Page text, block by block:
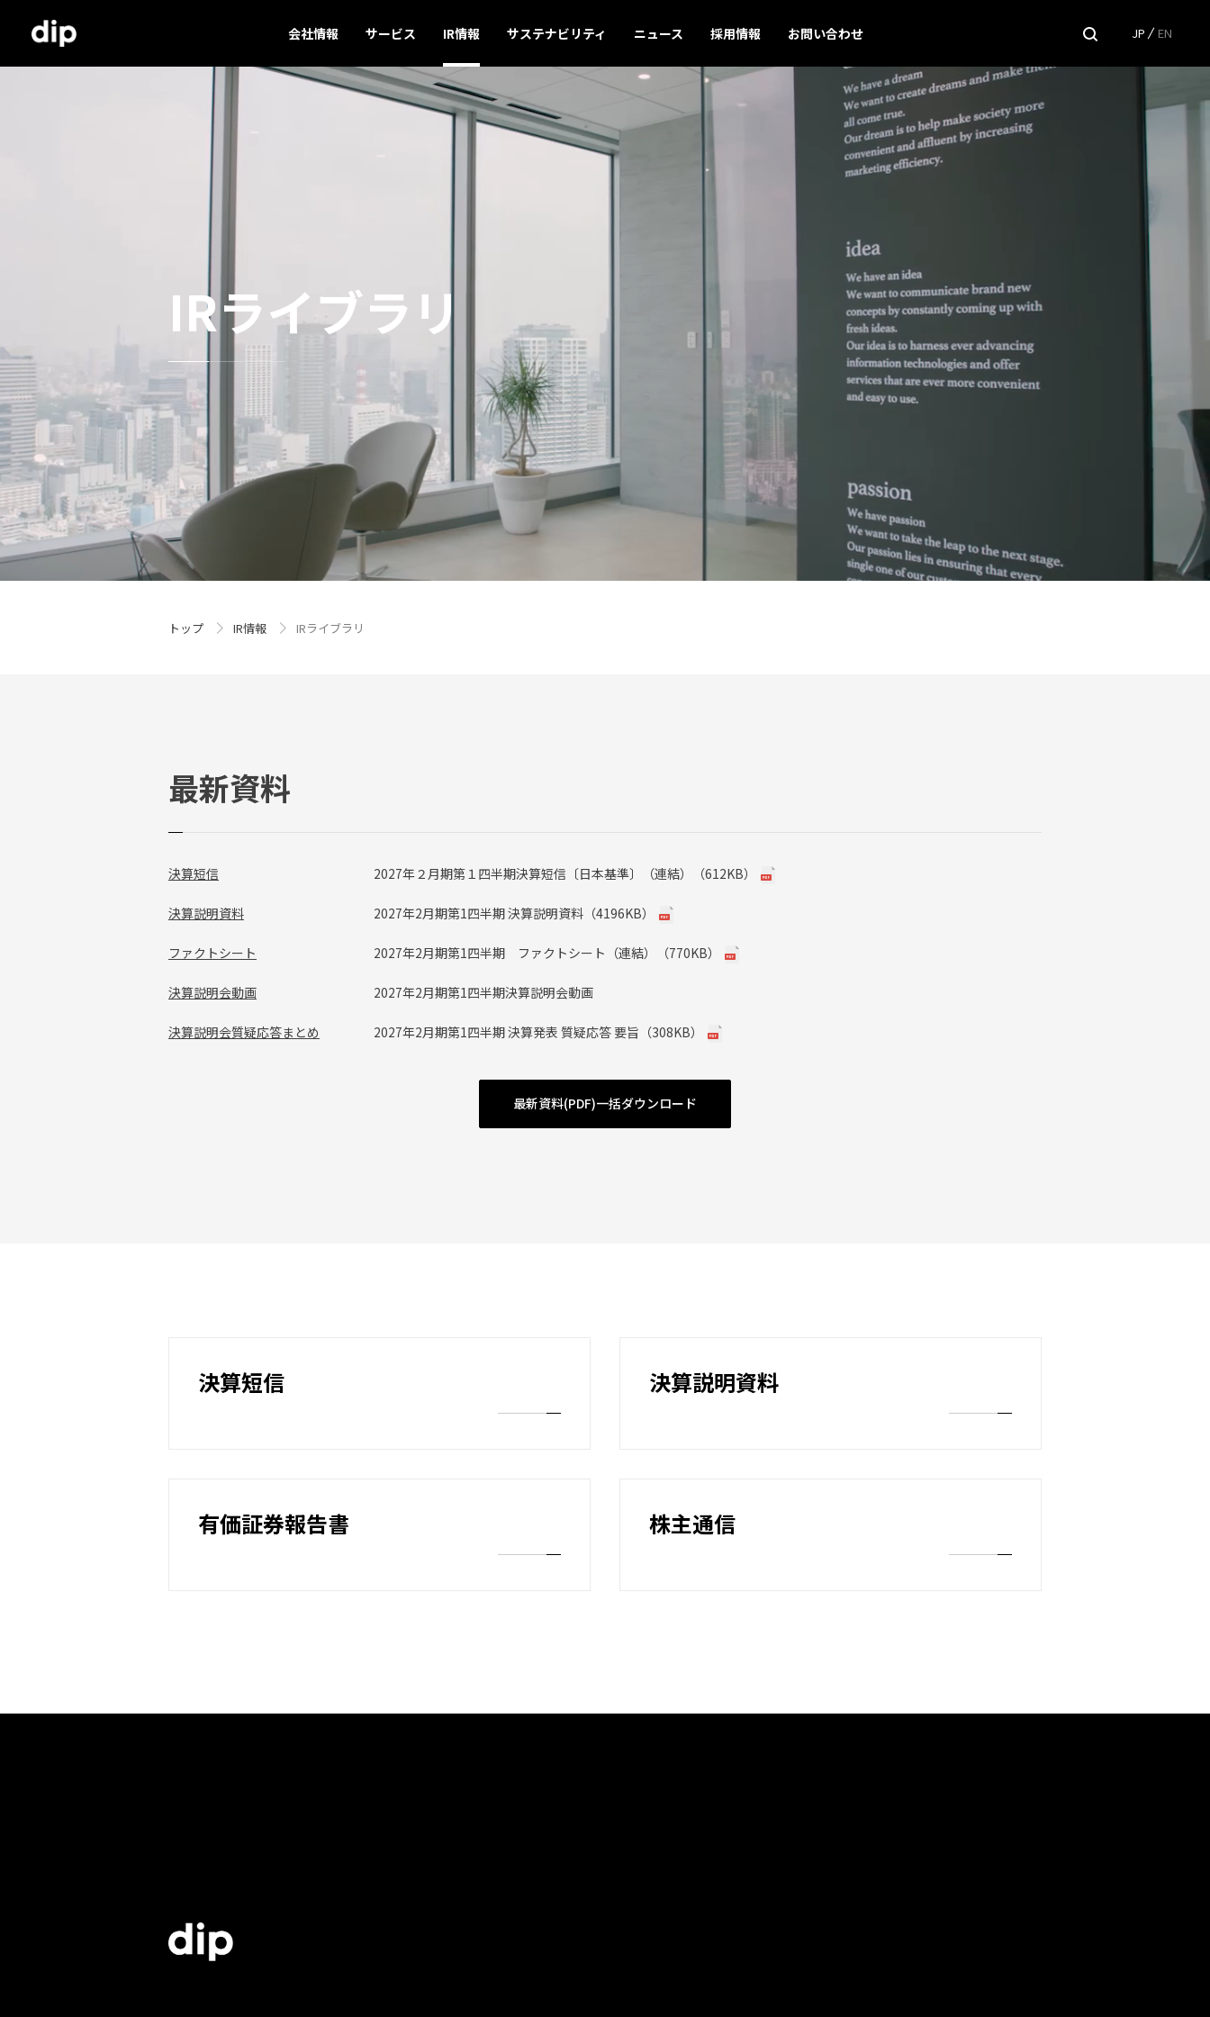
会社情報 サービス IR情報 サステナビリティ ニュース 採用情報 お問い合わせ JP EN
IRライブラリ
トップ IR情報 IRライブラリ
最新資料
決算短信 2027年２月期第１四半期決算短信〔日本基準〕（連結）（612KB）
決算説明資料 2027年2月期第1四半期 決算説明資料（4196KB）
ファクトシート 2027年2月期第1四半期 ファクトシート（連結）（770KB）
決算説明会動画 2027年2月期第1四半期決算説明会動画
決算説明会質疑応答まとめ 2027年2月期第1四半期 決算発表 質疑応答 要旨（308KB）
最新資料(PDF)一括ダウンロード
決算短信 決算説明資料
有価証券報告書 株主通信